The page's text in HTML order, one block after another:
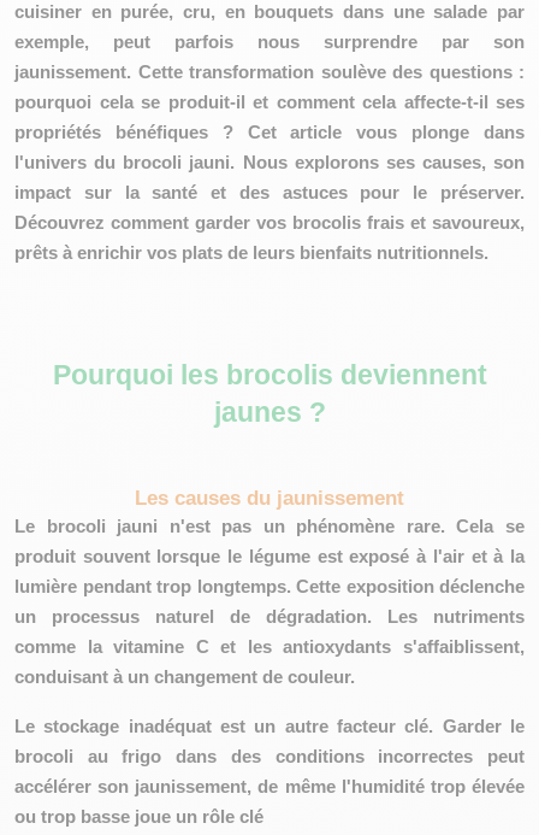
cuisiner en purée, cru, en bouquets dans une salade par
exemple, peut parfois nous surprendre par son
jaunissement. Cette transformation soulève des questions :
pourquoi cela se produit-il et comment cela affecte-t-il ses
propriétés bénéfiques ? Cet article vous plonge dans
l'univers du brocoli jauni. Nous explorons ses causes, son
impact sur la santé et des astuces pour le préserver.
Découvrez comment garder vos brocolis frais et savoureux,
prêts à enrichir vos plats de leurs bienfaits nutritionnels.
Pourquoi les brocolis deviennent
jaunes ?
Les causes du jaunissement
Le brocoli jauni n'est pas un phénomène rare. Cela se
produit souvent lorsque le légume est exposé à l'air et à la
lumière pendant trop longtemps. Cette exposition déclenche
un processus naturel de dégradation. Les nutriments
comme la vitamine C et les antioxydants s'affaiblissent,
conduisant à un changement de couleur.
Le stockage inadéquat est un autre facteur clé. Garder le
brocoli au frigo dans des conditions incorrectes peut
accélérer son jaunissement, de même l'humidité trop élevée
ou trop basse joue un rôle clé